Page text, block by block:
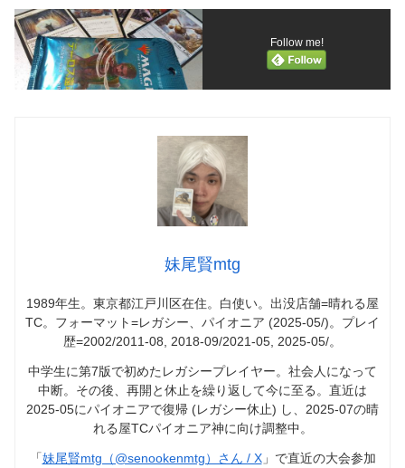
Follow me!
妹尾賢mtg
1989年生。東京都江戸川区在住。白使い。出没店舗=晴れる屋
TC。フォーマット=レガシー、パイオニア (2025-05/)。プレイ
歴=2002/2011-08, 2018-09/2021-05, 2025-05/。
中学生に第7版で初めたレガシープレイヤー。社会人になって
中断。その後、再開と休止を繰り返して今に至る。直近は
2025-05にパイオニアで復帰 (レガシー休止) し、2025-07の晴
れる屋TCパイオニア神に向け調整中。
「妹尾賢mtg（@senookenmtg）さん / X」で直近の大会参加